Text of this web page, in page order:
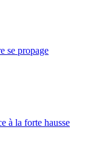
se propage
à la forte hausse